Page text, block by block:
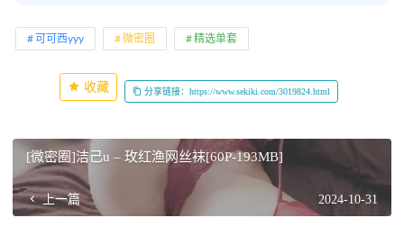
可可西yyy 微密圈 精选单套
收藏 分享链接：https://www.sekiki.com/3019824.html
[微密圈]洁己u – 玫红渔网丝袜[60P-193MB]
上一篇 2024-10-31